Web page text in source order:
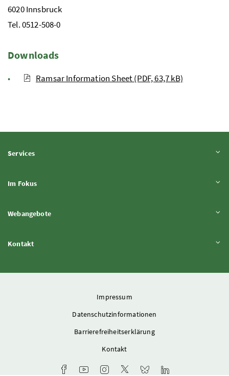
6020 Innsbruck
Tel.0512-508-0
Downloads
Ramsar Information Sheet (PDF, 63,7 kB)
ServicesInhalt aufklappen
Im FokusInhalt aufklappen
WebangeboteInhalt aufklappen
KontaktInhalt aufklappen
Impressum
Datenschutzinformationen
Barrierefreiheitserklärung
Kontakt
Facebook-Kanal des Ministeriums
Youtube-Kanal des Bundesministeriums
Instagram-Auftritt des Ministeriums
X-Account des Ministeriums
Bluesky-Account des